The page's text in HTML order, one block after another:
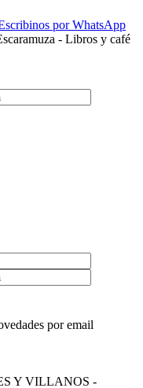
por WhatsApp
- Libros y café
por email